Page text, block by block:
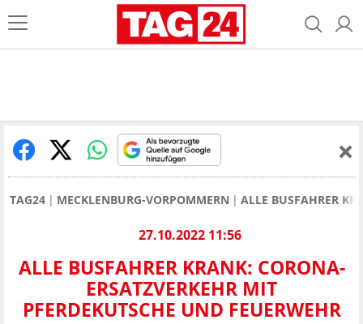
TAG24 MECKLENBURG-VORPOMMERN ALLE BUSFAHRER
27.10.2022 11:56
ALLE BUSFAHRER KRANK: CORONA-
ERSATZVERKEHR MIT
PFERDEKUTSCHE UND FEUERWEHR